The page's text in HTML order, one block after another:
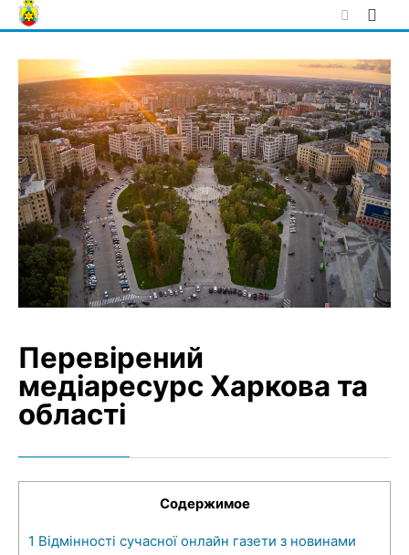
Skip
to
Перевірений
медіаресурс Харкова та
області
Содержимое
1 Відмінності сучасної онлайн газети з новинами